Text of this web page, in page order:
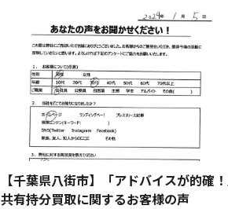
【千葉県八街市】「アドバイスが的確！
共有持分買取に関するお客様の声